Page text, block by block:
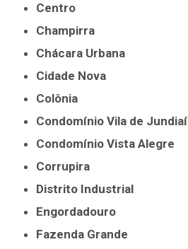
Centro
Champirra
Chácara Urbana
Cidade Nova
Colônia
Condomínio Vila de Jundiaí
Condomínio Vista Alegre
Corrupira
Distrito Industrial
Engordadouro
Fazenda Grande